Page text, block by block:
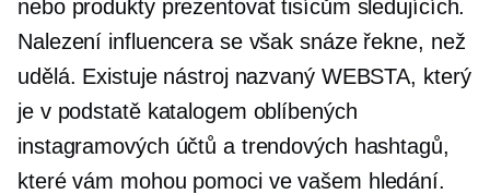
nebo produkty prezentovat tisícům sledujících.
Nalezení influencera se však snáze řekne, než
udělá. Existuje nástroj nazvaný WEBSTA, který
je v podstatě katalogem oblíbených
instagramových účtů a trendových hashtagů,
které vám mohou pomoci ve vašem hledání.